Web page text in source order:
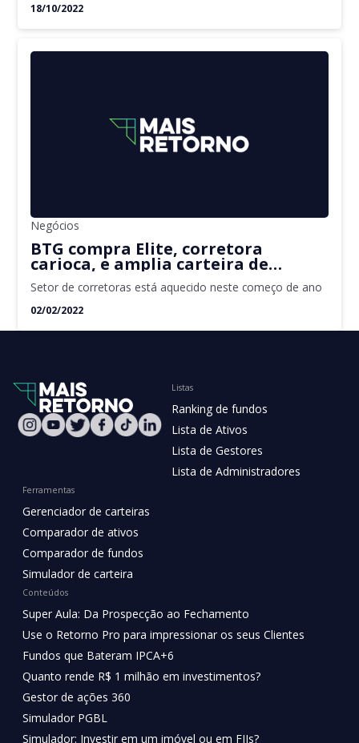
18/10/2022
Negócios
BTG compra Elite, corretora
carioca, e amplia carteira de
pessoas física
Setor de corretoras está aquecido neste começo de ano
02/02/2022
Listas
Ranking de fundos
Lista de Ativos
Lista de Gestores
Lista de Administradores
Ferramentas
Gerenciador de carteiras
Comparador de ativos
Comparador de fundos
Simulador de carteira
Conteúdos
Super Aula: Da Prospecção ao Fechamento
Use o Retorno Pro para impressionar os seus Clientes
Fundos que Bateram IPCA+6
Quanto rende R$ 1 milhão em investimentos?
Gestor de ações 360
Simulador PGBL
Simulador: Investir em um imóvel ou em FIIs?